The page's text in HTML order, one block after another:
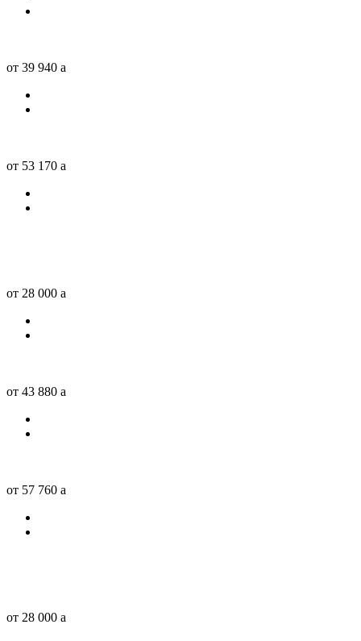
от 39 940 a
от 53 170 a
от 28 000 a
от 43 880 a
от 57 760 a
от 28 000 a